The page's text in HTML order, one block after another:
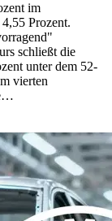
im
Prozent.
schließt die
unter dem 52-
vierten